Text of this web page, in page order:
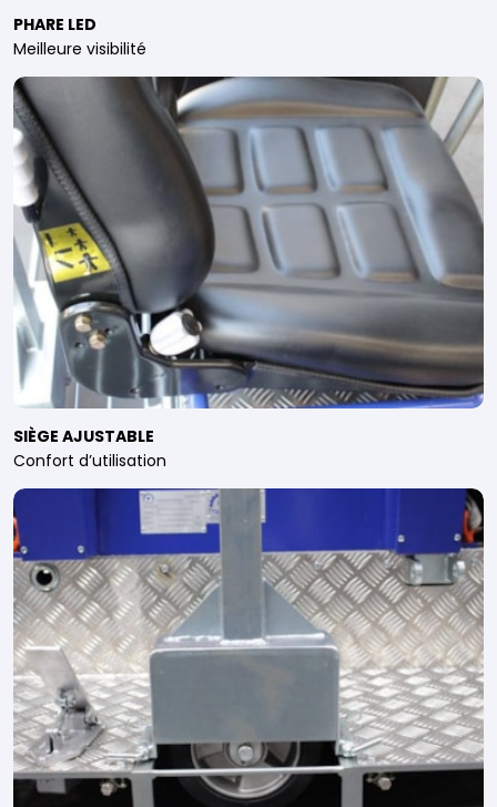
PHARE LED
Meilleure visibilité
SIÈGE AJUSTABLE
Confort d’utilisation